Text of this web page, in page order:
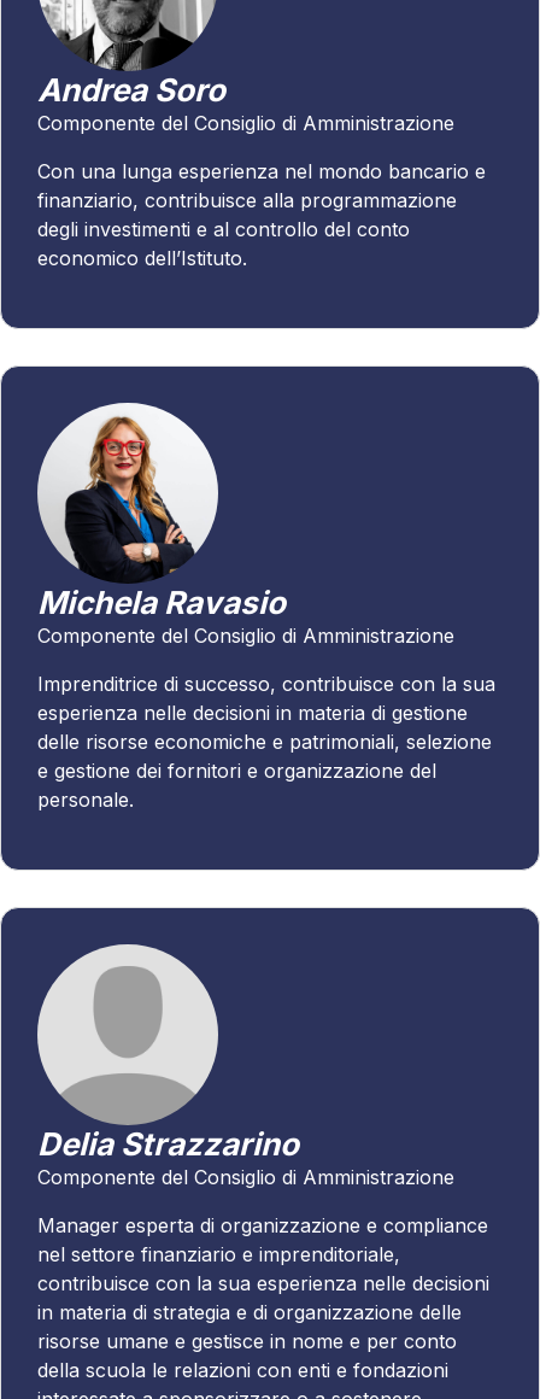
Andrea Soro
Componente del Consiglio di Amministrazione
Con una lunga esperienza nel mondo bancario e
finanziario, contribuisce alla programmazione
degli investimenti e al controllo del conto
economico dell’Istituto.
Michela Ravasio
Componente del Consiglio di Amministrazione
Imprenditrice di successo, contribuisce con la sua
esperienza nelle decisioni in materia di gestione
delle risorse economiche e patrimoniali, selezione
e gestione dei fornitori e organizzazione del
personale.
Delia Strazzarino
Componente del Consiglio di Amministrazione
Manager esperta di organizzazione e compliance
nel settore finanziario e imprenditoriale,
contribuisce con la sua esperienza nelle decisioni
in materia di strategia e di organizzazione delle
risorse umane e gestisce in nome e per conto
della scuola le relazioni con enti e fondazioni